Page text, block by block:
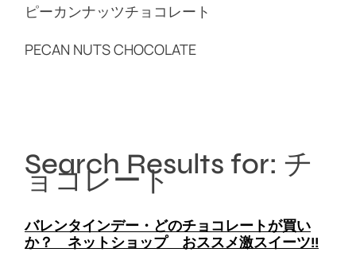
ピーカンナッツチョコレート
PECAN NUTS CHOCOLATE
Search Results for: チ
ョコレート
バレンタインデー・どのチョコレートが買い
か？ ネットショップ おススメ激スイーツ!!